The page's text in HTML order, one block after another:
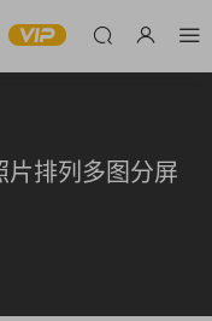
排列多图分屏